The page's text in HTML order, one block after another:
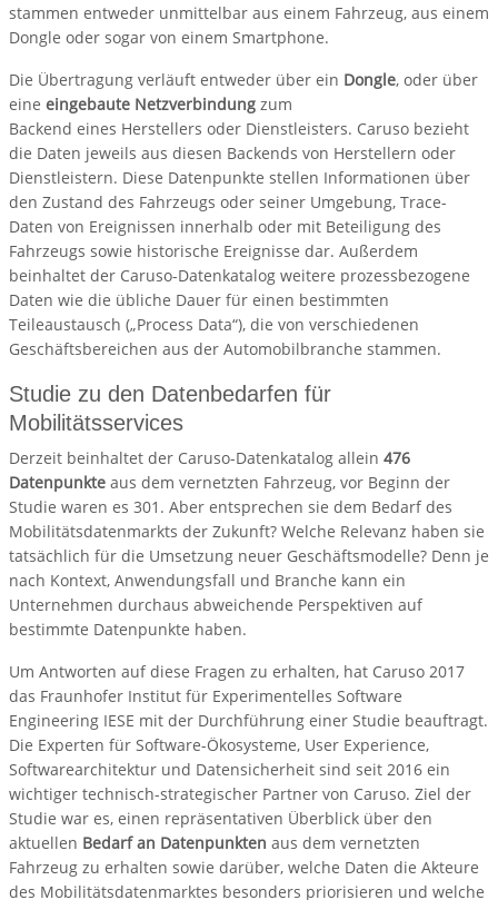
stammen entweder unmittelbar aus einem Fahrzeug, aus einem
Dongle oder sogar von einem Smartphone.
Die Übertragung verläuft entweder über ein Dongle, oder über
eine eingebaute Netzverbindung zum
Backend eines Herstellers oder Dienstleisters. Caruso bezieht
die Daten jeweils aus diesen Backends von Herstellern oder
Dienstleistern. Diese Datenpunkte stellen Informationen über
den Zustand des Fahrzeugs oder seiner Umgebung, Trace-
Daten von Ereignissen innerhalb oder mit Beteiligung des
Fahrzeugs sowie historische Ereignisse dar. Außerdem
beinhaltet der Caruso-Datenkatalog weitere prozessbezogene
Daten wie die übliche Dauer für einen bestimmten
Teileaustausch („Process Data“), die von verschiedenen
Geschäftsbereichen aus der Automobilbranche stammen.
Studie zu den Datenbedarfen für
Mobilitätsservices
Derzeit beinhaltet der Caruso-Datenkatalog allein 476
Datenpunkte aus dem vernetzten Fahrzeug, vor Beginn der
Studie waren es 301. Aber entsprechen sie dem Bedarf des
Mobilitätsdatenmarkts der Zukunft? Welche Relevanz haben sie
tatsächlich für die Umsetzung neuer Geschäftsmodelle? Denn je
nach Kontext, Anwendungsfall und Branche kann ein
Unternehmen durchaus abweichende Perspektiven auf
bestimmte Datenpunkte haben.
Um Antworten auf diese Fragen zu erhalten, hat Caruso 2017
das Fraunhofer Institut für Experimentelles Software
Engineering IESE mit der Durchführung einer Studie beauftragt.
Die Experten für Software-Ökosysteme, User Experience,
Softwarearchitektur und Datensicherheit sind seit 2016 ein
wichtiger technisch-strategischer Partner von Caruso. Ziel der
Studie war es, einen repräsentativen Überblick über den
aktuellen Bedarf an Datenpunkten aus dem vernetzten
Fahrzeug zu erhalten sowie darüber, welche Daten die Akteure
des Mobilitätsdatenmarktes besonders priorisieren und welche